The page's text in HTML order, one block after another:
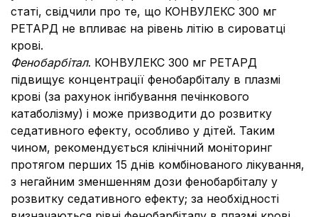
статі, свідчили про те, що КОНВУЛЕКС 300 мг
РЕТАРД не впливає на рівень літію в сироватці
крові.
Фенобарбітал. КОНВУЛЕКС 300 мг РЕТАРД
підвищує концентрації фенобарбіталу в плазмі
крові (за рахунок інгібування печінкового
катаболізму) і може призводити до розвитку
седативного ефекту, особливо у дітей. Таким
чином, рекомендується клінічний моніторинг
протягом перших 15 днів комбінованого лікування,
з негайним зменшенням дози фенобарбіталу у
розвитку седативного ефекту; за необхідності